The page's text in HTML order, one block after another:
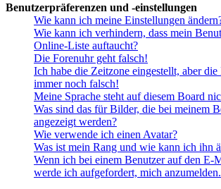
Benutzerpräferenzen und -einstellungen
Wie kann ich meine Einstellungen
Wie kann ich verhindern, dass mein
Online-Liste auftaucht?
Die Forenuhr geht falsch!
Ich habe die Zeitzone eingestellt, aber
immer noch falsch!
Meine Sprache steht auf diesem Board
Was sind das für Bilder, die bei meinem
angezeigt werden?
Wie verwende ich einen Avatar?
Was ist mein Rang und wie kann ich ihn
Wenn ich bei einem Benutzer auf den
werde ich aufgefordert, mich anzumelden.